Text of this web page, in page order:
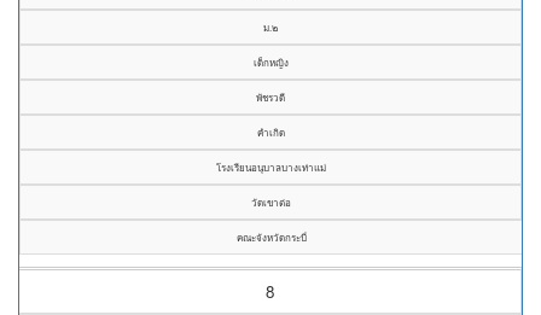
ม.๒
เด็กหญิง
พัชรวดี
คำเกิด
โรงเรียนอนุบาลบางเท่าแม่
วัดเขาต่อ
คณะจังหวัดกระบี่
8